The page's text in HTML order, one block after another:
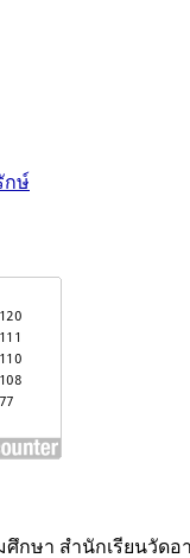
กษ์
กษา สำนักเรียนวัดอ